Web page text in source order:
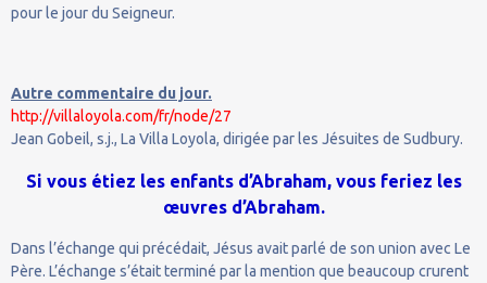
pour le jour du Seigneur.
Autre commentaire du jour.
http://villaloyola.com/fr/node/27
Jean Gobeil, s.j., La Villa Loyola, dirigée par les Jésuites de Sudbury.
Si vous étiez les enfants d’Abraham, vous feriez les
œuvres d’Abraham.
Dans l’échange qui précédait, Jésus avait parlé de son union avec Le
Père. L’échange s’était terminé par la mention que beaucoup crurent